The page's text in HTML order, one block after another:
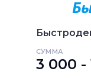
СУММА
3 000 -